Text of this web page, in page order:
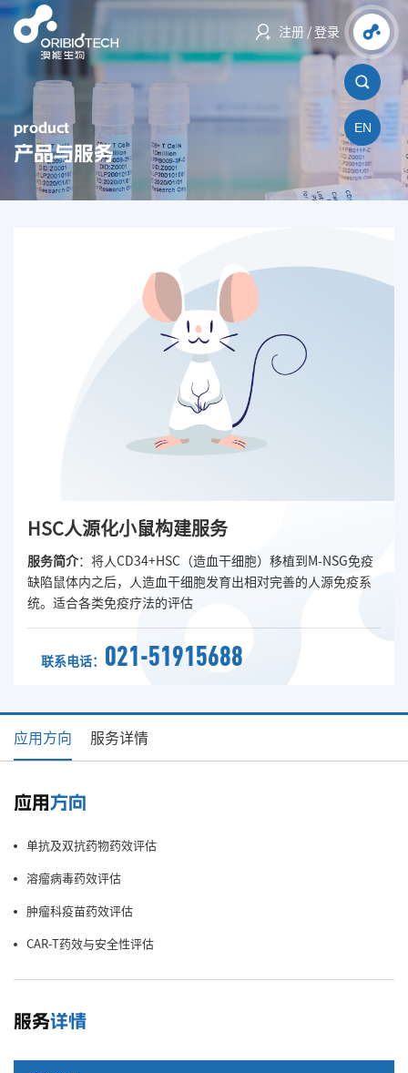
注册 / 登录
EN
product
产品与服务
HSC人源化小鼠构建服务
服务简介：将人CD34+HSC（造血干细胞）移植到M-NSG免疫
缺陷鼠体内之后，人造血干细胞发育出相对完善的人源免疫系
统。适合各类免疫疗法的评估
联系电话： 021-51915688
应用方向 服务详情
应用 方向
单抗及双抗药物药效评估
溶瘤病毒药效评估
肿瘤科疫苗药效评估
CAR-T药效与安全性评估
服务详情